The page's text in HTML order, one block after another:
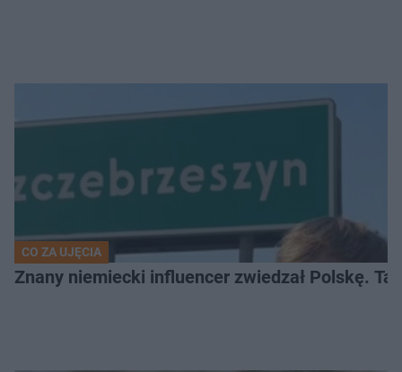
CO ZA UJĘCIA
Znany niemiecki influencer zwiedzał Polskę.